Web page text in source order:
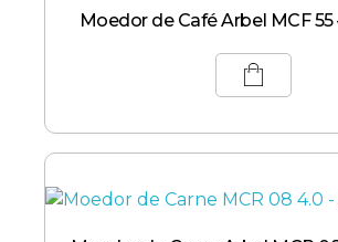
Moedor de Café Arbel MCF 55